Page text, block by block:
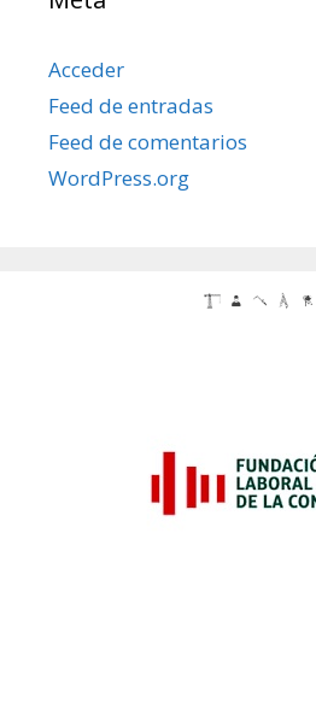
Acceder
Feed de entradas
Feed de comentarios
WordPress.org